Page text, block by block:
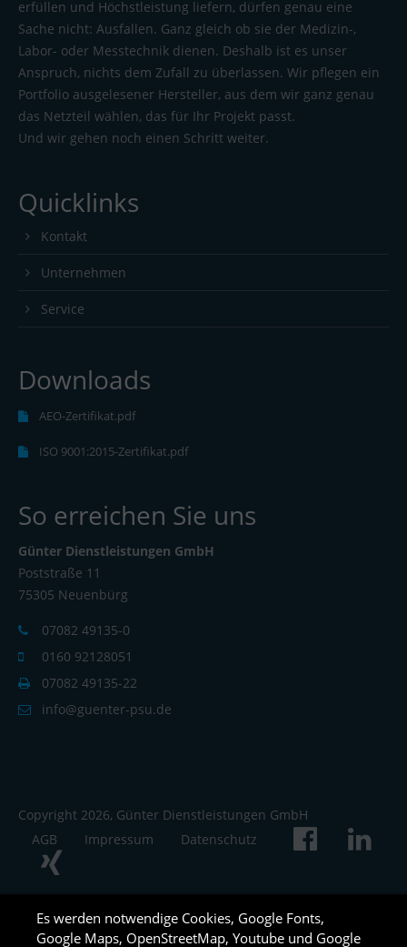
erfüllen und Höchstleistung liefern, dürfen genau eine
Sache nicht: Ausfallen. Ganz gleich ob sie der Medizin-,
Labor- oder Messtechnik dienen. Deshalb ist es unser
Anspruch, nichts dem Zufall zu überlassen. Wir pflegen ein
Portfolio ausgelesener Hersteller, aus dem wir ganz genau
das Netzteil wählen, das für Ihr Projekt passt.
Und wir gehen noch einen Schritt weiter.
Quicklinks
Kontakt
Unternehmen
Service
Downloads
AEO-Zertifikat.pdf
ISO 9001:2015-Zertifikat.pdf
So erreichen Sie uns
Günter Dienstleistungen GmbH
Poststraße 11
75305 Neuenbürg
07082 49135-0
0160 92128051
07082 49135-22
info@guenter-psu.de
Copyright 2026, Günter Dienstleistungen GmbH
AGB
Impressum Datenschutz
Es werden notwendige Cookies, Google Fonts,
Google Maps, OpenStreetMap, Youtube und Google